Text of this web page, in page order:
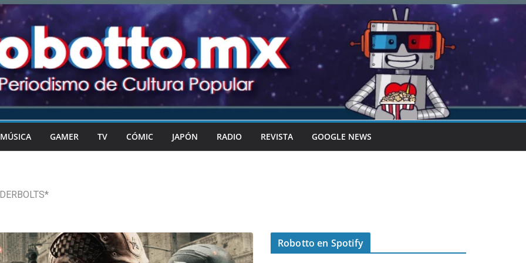
MÚSICA GAMER TV CÓMIC JAPÓN RADIO REVISTA GOOGLE NEWS
Robotto en Spotify